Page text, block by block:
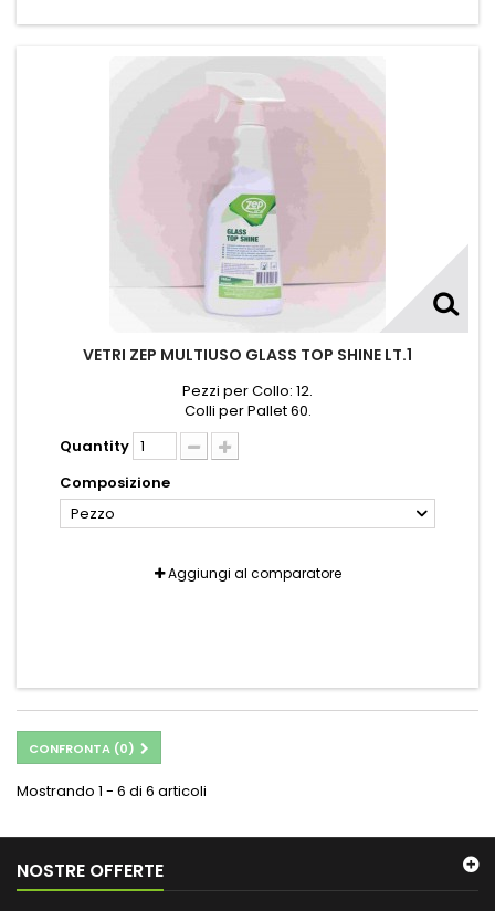
VETRI ZEP MULTIUSO GLASS TOP SHINE LT.1
Pezzi per Collo: 12.
Colli per Pallet 60.
Quantity
Composizione
Pezzo
Aggiungi al comparatore
CONFRONTA (0)
Mostrando 1 - 6 di 6 articoli
NOSTRE OFFERTE